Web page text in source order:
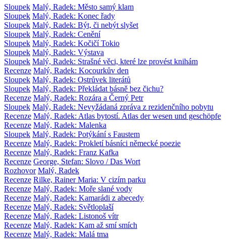
Sloupek Malý, Radek: Město samý klam
Sloupek Malý, Radek: Konec řady
Sloupek Malý, Radek: Být, či nebýt slyšet
Sloupek Malý, Radek: Cenění
Sloupek Malý, Radek: Kočičí Tokio
Sloupek Malý, Radek: Výstava
Sloupek Malý, Radek: Strašné věci, které lze provést knihám
Recenze Malý, Radek: Kocourkův den
Sloupek Malý, Radek: Ostrůvek literátů
Sloupek Malý, Radek: Překládat básně bez čichu?
Recenze Malý, Radek: Rozára a Černý Petr
Sloupek Malý, Radek: Nevyžádaná zpráva z rezidenčního pobytu
Recenze Malý, Radek: Atlas bytostí. Atlas der wesen und geschöpfe
Recenze Malý, Radek: Malenka
Sloupek Malý, Radek: Potýkání s Faustem
Recenze Malý, Radek: Prokletí básníci německé poezie
Recenze Malý, Radek: Franz Kafka
Recenze George, Stefan: Slovo / Das Wort
Rozhovor Malý, Radek
Recenze Rilke, Rainer Maria: V cizím parku
Recenze Malý, Radek: Moře slané vody
Recenze Malý, Radek: Kamarádi z abecedy
Recenze Malý, Radek: Světloplaší
Recenze Malý, Radek: Listonoš vítr
Recenze Malý, Radek: Kam až smí smích
Recenze Malý, Radek: Malá tma